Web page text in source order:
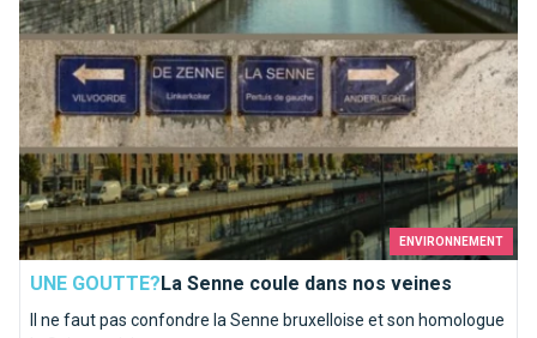
ENVIRONNEMENT
UNE GOUTTE?La Senne coule dans nos veines
Il ne faut pas confondre la Senne bruxelloise et son homologue